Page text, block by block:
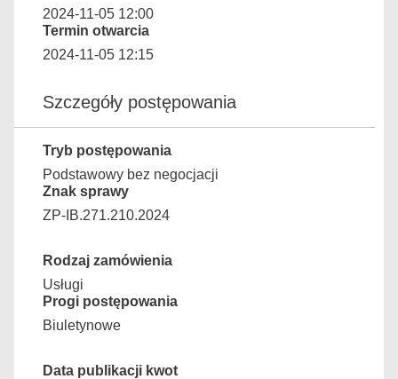
2024-11-05 12:00
Termin otwarcia
2024-11-05 12:15
Szczegóły postępowania
Tryb postępowania
Podstawowy bez negocjacji
Znak sprawy
ZP-IB.271.210.2024
Rodzaj zamówienia
Usługi
Progi postępowania
Biuletynowe
Data publikacji kwot